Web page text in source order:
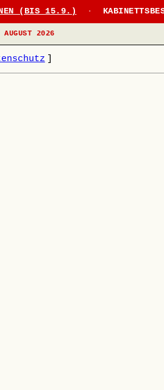
(BIS 15.9.) ·
2026